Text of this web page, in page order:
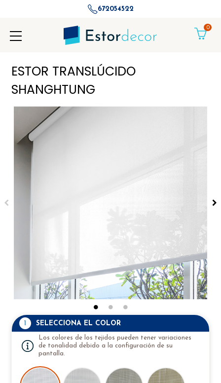
672054522
0
ESTOR TRANSLÚCIDO
SHANGHTUNG
1 SELECCIONA EL COLOR
Los colores de los tejidos pueden tener variaciones
de tonalidad debido a la configuración de su
pantalla.